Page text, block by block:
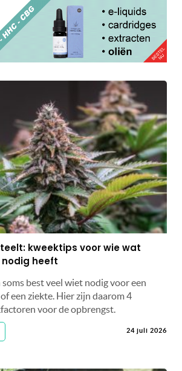
kweektips voor wie wat
heeft
best veel wiet nodig voor een
een ziekte. Hier zijn daarom 4
voor de opbrengst.
24 juli 2026